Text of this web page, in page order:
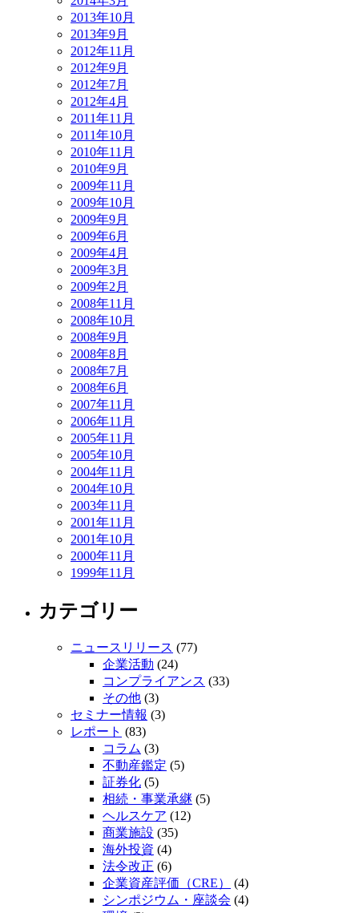
2013年10月
2013年9月
2012年11月
2012年9月
2012年7月
2012年4月
2011年11月
2011年10月
2010年11月
2010年9月
2009年11月
2009年10月
2009年9月
2009年6月
2009年4月
2009年3月
2009年2月
2008年11月
2008年10月
2008年9月
2008年8月
2008年7月
2008年6月
2007年11月
2006年11月
2005年11月
2005年10月
2004年11月
2004年10月
2003年11月
2001年11月
2001年10月
2000年11月
1999年11月
カテゴリー
ニュースリリース (77)
企業活動 (24)
コンプライアンス (33)
その他 (3)
セミナー情報 (3)
レポート (83)
コラム (3)
不動産鑑定 (5)
証券化 (5)
相続・事業承継 (5)
ヘルスケア (12)
商業施設 (35)
海外投資 (4)
法令改正 (6)
企業資産評価（CRE）
(4)
シンポジウム・座談会 (4)